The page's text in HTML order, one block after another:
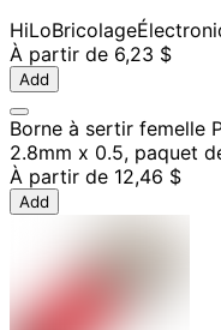
HiLoBricolage
À partir de 6,23 $
Add
Borne à sertir femelle
2.8mm x 0.5, paquet
À partir de 12,46 $
Add